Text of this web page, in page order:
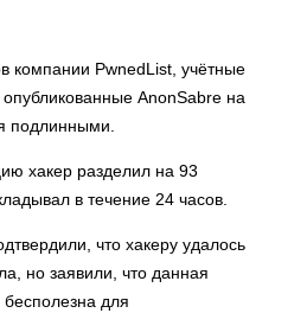
компании PwnedList, учётные
AnonSabre на
подлинными.
хакер разделил на 93
в течение 24 часов.
что хакеру удалось
но заявили, что данная
для